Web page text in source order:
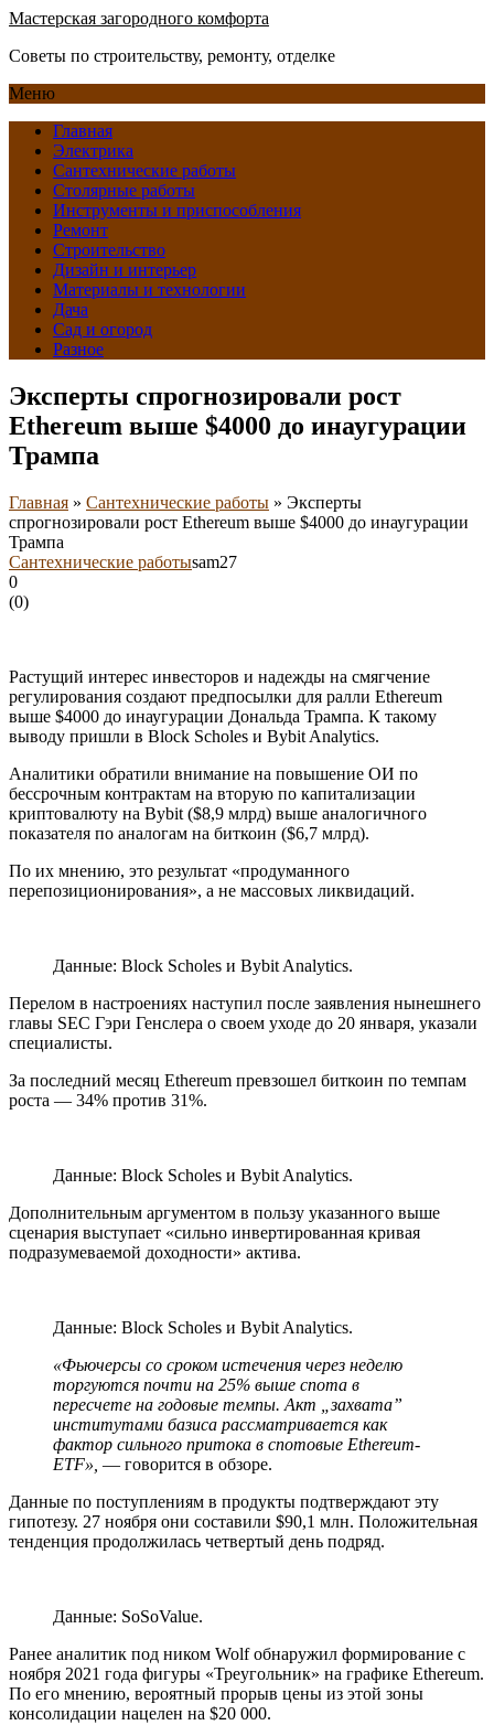
Мастерская загородного комфорта
Советы по строительству, ремонту, отделке
Меню
Главная
Электрика
Сантехнические работы
Столярные работы
Инструменты и приспособления
Ремонт
Строительство
Дизайн и интерьер
Материалы и технологии
Дача
Сад и огород
Разное
Эксперты спрогнозировали рост
Ethereum выше $4000 до инаугурации
Трампа
Главная » Сантехнические работы » Эксперты
спрогнозировали рост Ethereum выше $4000 до инаугурации
Трампа
Сантехнические работыsam27
0
(0)
Растущий интерес инвесторов и надежды на смягчение
регулирования создают предпосылки для ралли Ethereum
выше $4000 до инаугурации Дональда Трампа. К такому
выводу пришли в Block Scholes и Bybit Analytics.
Аналитики обратили внимание на повышение ОИ по
бессрочным контрактам на вторую по капитализации
криптовалюту на Bybit ($8,9 млрд) выше аналогичного
показателя по аналогам на биткоин ($6,7 млрд).
По их мнению, это результат «продуманного
перепозиционирования», а не массовых ликвидаций.
Данные: Block Scholes и Bybit Analytics.
Перелом в настроениях наступил после заявления нынешнего
главы SEC Гэри Генслера о своем уходе до 20 января, указали
специалисты.
За последний месяц Ethereum превзошел биткоин по темпам
роста — 34% против 31%.
Данные: Block Scholes и Bybit Analytics.
Дополнительным аргументом в пользу указанного выше
сценария выступает «сильно инвертированная кривая
подразумеваемой доходности» актива.
Данные: Block Scholes и Bybit Analytics.
«Фьючерсы со сроком истечения через неделю
торгуются почти на 25% выше спота в
пересчете на годовые темпы. Акт „захвата”
институтами базиса рассматривается как
фактор сильного притока в спотовые Ethereum-
ETF», — говорится в обзоре.
Данные по поступлениям в продукты подтверждают эту
гипотезу. 27 ноября они составили $90,1 млн. Положительная
тенденция продолжилась четвертый день подряд.
Данные: SoSoValue.
Ранее аналитик под ником Wolf обнаружил формирование с
ноября 2021 года фигуры «Треугольник» на графике Ethereum.
По его мнению, вероятный прорыв цены из этой зоны
консолидации нацелен на $20 000.